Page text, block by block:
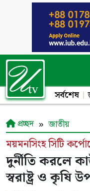
সর্বশেষ
প্রচ্ছদ জাতীয়
ময়মনসিংহ সিটি
দুর্নীতি করলে
স্বরাষ্ট্র ও কৃষি